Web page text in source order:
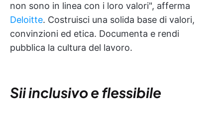
non sono in linea con i loro valori", afferma
Deloitte. Costruisci una solida base di valori,
convinzioni ed etica. Documenta e rendi
pubblica la cultura del lavoro.
Sii inclusivo e flessibile